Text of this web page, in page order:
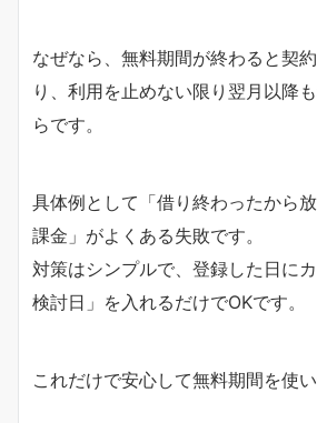
なぜなら、無料期間が終わると契
り、利用を止めない限り翌月以降
らです。
具体例として「借り終わったから
課金」がよくある失敗です。
対策はシンプルで、登録した日に
検討日」を入れるだけでOKです。
これだけで安心して無料期間を使い